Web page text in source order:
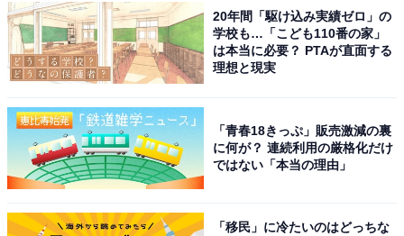
20年間「駆け込み実績ゼロ」の
学校も…「こども110番の家」
は本当に必要？ PTAが直面する
理想と現実
「青春18きっぷ」販売激減の裏
に何が？ 連続利用の厳格化だけ
ではない「本当の理由」
「移民」に冷たいのはどっちな